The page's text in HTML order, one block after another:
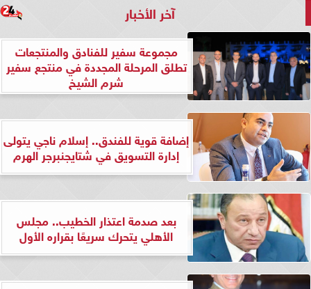
آخر الأخبار
مجموعة سفير للفنادق والمنتجعات
تطلق المرحلة المجددة في منتجع سفير
شرم الشيخ
إضافة قوية للفندق.. إسلام ناجي يتولى
إدارة التسويق في شتايجنبرجر الهرم
بعد صدمة اعتذار الخطيب.. مجلس
الأهلي يتحرك سريعًا بقراره الأول